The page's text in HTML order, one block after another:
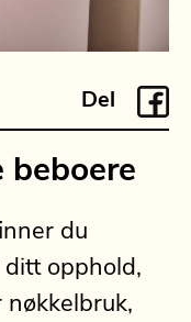
Del
beboere
du
opphold,